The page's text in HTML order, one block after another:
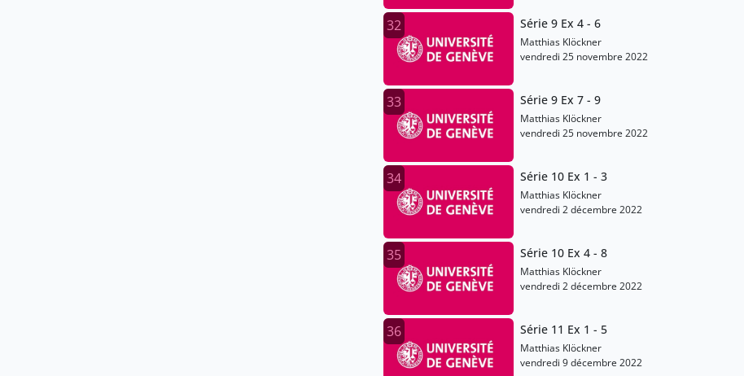
32 Série 9 Ex 4 - 6
Matthias Klöckner
vendredi 25 novembre 2022
33 Série 9 Ex 7 - 9
Matthias Klöckner
vendredi 25 novembre 2022
34 Série 10 Ex 1 - 3
Matthias Klöckner
vendredi 2 décembre 2022
35 Série 10 Ex 4 - 8
Matthias Klöckner
vendredi 2 décembre 2022
36 Série 11 Ex 1 - 5
Matthias Klöckner
vendredi 9 décembre 2022